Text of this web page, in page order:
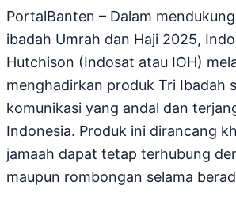
PortalBanten – Dalam
ibadah Umrah dan Haji 2025,
Hutchison (Indosat atau IOH)
menghadirkan produk Tri Ibadah
komunikasi yang andal dan
Indonesia. Produk ini dirancang
jamaah dapat tetap terhubung
maupun rombongan selama